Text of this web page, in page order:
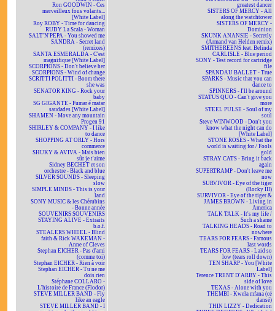
Ron GOODWIN - Ces
merveilleux fous volants...
[White Label]
Roy ROBY - Time for dancing
RUDY La Scala - Woman
SALT'N'PEPA - You showed me
SANDRA - Secret land
(remixes)
SANTA ESMERALDA - C'est
magnifique [White Label]
SCORPIONS - Don't believe her
SCORPIONS - Wind of change
SCRITTI POLITTI - Boom there
she was
SENATOR KING - Rock your
baby
SG GIGANTE - Fumar é matar
saudades [White Label]
SHAMEN - Move any mountain
Progen 91
SHIRLEY & COMPANY - I like
to dance
SHOPPING AT ORLY - Hors
commerce
SHUKY & AVIVA - Mais bien
sûr je t'aime
Sidney BECHET et son
orchestre - Black and blue
SILVER SOUNDS - Sleeping
slow
SIMPLE MINDS - This is your
land
SONY MUSIC & les Chérubins
- Bonne année
SOUVENIRS SOUVENIRS
STAYING ALIVE - Extraits
b.o.f.
STEALERS WHEEL - Blind
faith & Rick WAKEMAN -
Anne of Cleves
Stephan EICHER - Pas d'ami
(comme toi)
Stephan EICHER - Rien à voir
Stephan EICHER - Tu ne me
dois rien
Stéphane COLLARO -
L'histoire de France (Flodor)
STEVE MILLER BAND - Fly
like an eagle
STEVE MILLER BAND - I
greatest dancer
SISTERS OF MERCY - All
along the watchtower
SISTERS OF MERCY -
Dominion
SKUNK ANANSIE - Secretly
(Armand van Helden remix)
SMITHEREENS feat. Belinda
CARLISLE - Blue period
SONY - Test record for cartridge
file
SPANDAU BALLET - True
SPARKS - Music that you can
dance to
SPINNERS - I'll be around
STATUS QUO - Can't give you
more
STEEL PULSE - Soul of my
soul
Steve WINWOOD - Don't you
know what the night can do
[White Label]
STONE ROSES - What the
world is waiting for / Fools
gold
STRAY CATS - Bring it back
again
SUPERTRAMP - Don't leave me
now
SURVIVOR - Eye of the tiger
(Rocky III)
SURVIVOR - Eye of the tiger &
JAMES BROWN - Living in
America
TALK TALK - It's my life /
Such a shame
TALKING HEADS - Road to
nowhere
TEARS FOR FEARS - Famous
last words
TEARS FOR FEARS - Laid so
low (tears roll down)
TEN SHARP - You [White
Label]
Terence TRENT D'ARBY - This
side of love
TEXAS - Alone with you
THEMBI - Kwela mfana (cé
dansé)
THIN LIZZY - Dedication